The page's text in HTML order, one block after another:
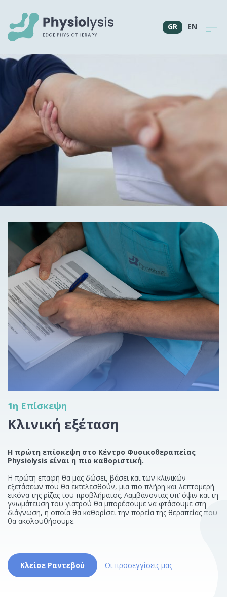
GR EN
1η Επίσκεψη
Κλινική εξέταση
Η πρώτη επίσκεψη στο Κέντρο Φυσικοθεραπείας
Physiolysis είναι η πιο καθοριστική.
Η πρώτη επαφή θα μας δώσει, βάσει και των κλινικών
εξετάσεων που θα εκτελεσθούν, μια πιο πλήρη και λεπτομερή
εικόνα της ρίζας του προβλήματος. Λαμβάνοντας υπ’ όψιν και τη
γνωμάτευση του γιατρού θα μπορέσουμε να φτάσουμε στη
διάγνωση, η οποία θα καθορίσει την πορεία της θεραπείας που
θα ακολουθήσουμε.
Κλείσε Ραντεβού Οι προσεγγίσεις μας